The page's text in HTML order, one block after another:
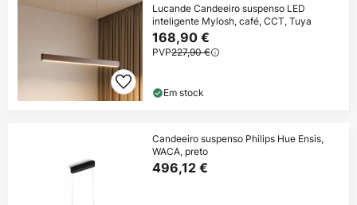
Lucande Candeeiro suspenso LED
inteligente Mylosh, café, CCT, Tuya
168,90 €
PVP227,90 €
Em stock
Candeeiro suspenso Philips Hue Ensis,
WACA, preto
496,12 €